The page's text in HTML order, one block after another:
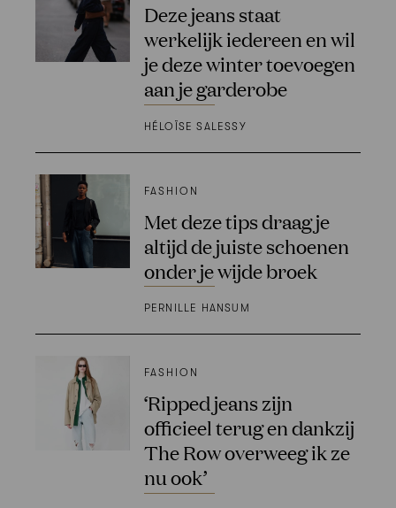
Deze jeans staat
werkelijk iedereen en wil
je deze winter toevoegen
aan je garderobe
HÉLOÏSE SALESSY
FASHION
Met deze tips draag je
altijd de juiste schoenen
onder je wijde broek
PERNILLE HANSUM
FASHION
‘Ripped jeans zijn
officieel terug en dankzij
The Row overweeg ik ze
nu ook’